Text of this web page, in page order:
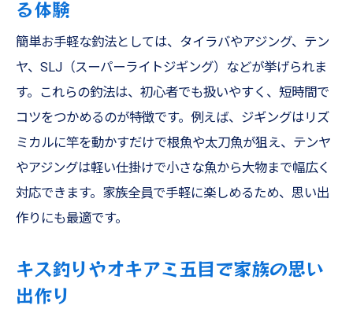
る体験
簡単お手軽な釣法としては、タイラバやアジング、テン
ヤ、SLJ（スーパーライトジギング）などが挙げられま
す。これらの釣法は、初心者でも扱いやすく、短時間で
コツをつかめるのが特徴です。例えば、ジギングはリズ
ミカルに竿を動かすだけで根魚や太刀魚が狙え、テンヤ
やアジングは軽い仕掛けで小さな魚から大物まで幅広く
対応できます。家族全員で手軽に楽しめるため、思い出
作りにも最適です。
キス釣りやオキアミ五目で家族の思い
出作り